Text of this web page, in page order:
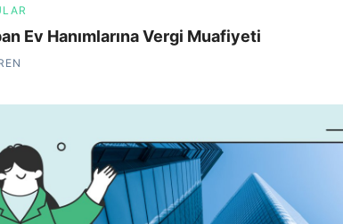
Ev Hanımlarına Vergi Muafiyeti